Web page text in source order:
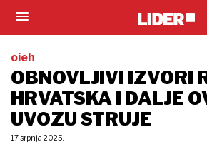
oieh
OBNOVLJIVI IZVORI
HRVATSKA I DALJE
UVOZU STRUJE
17. srpnja 2025.